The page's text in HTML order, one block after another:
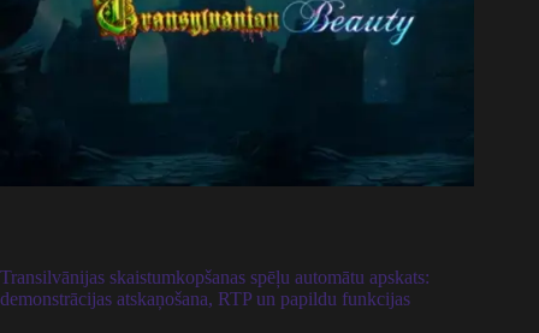
Transilvānijas skaistumkopšanas spēļu automātu apskats:
demonstrācijas atskaņošana, RTP un papildu funkcijas